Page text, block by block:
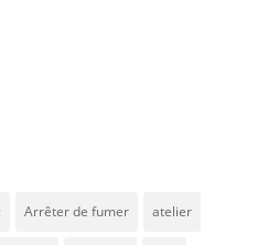
Arrêter de fumer atelier